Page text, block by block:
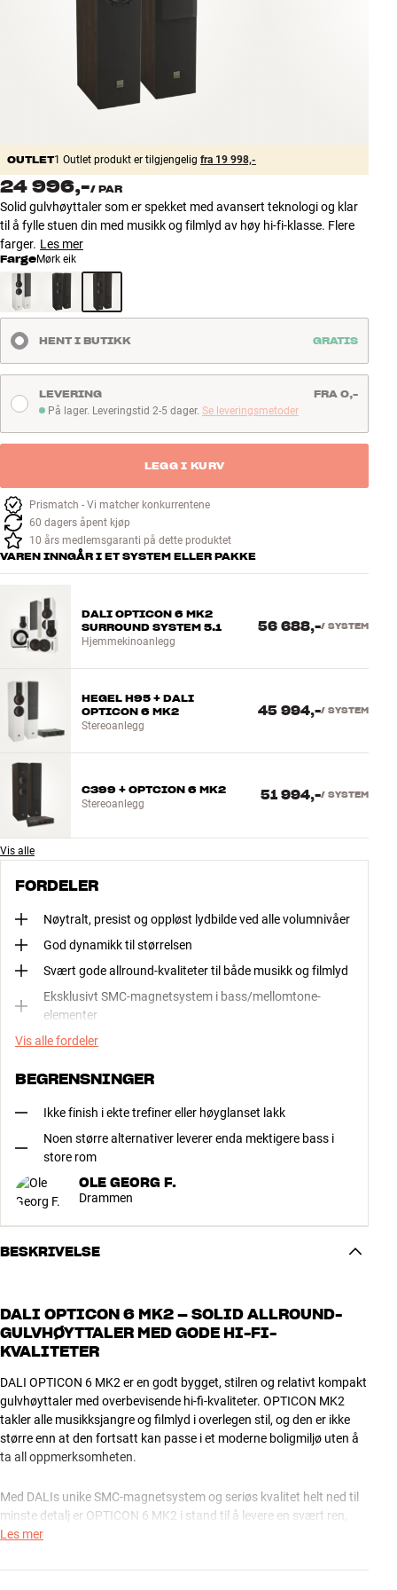
MERKER
TILBUD
Finn Butikk
Kundeservice
Logg inn
Kundeservice
Bygg med lyd
OUTLET1 Outlet produkt er tilgjengelig fra 19 998,-
24 996,-/ PAR
Solid gulvhøyttaler som er spekket med avansert teknologi og klar
til å fylle stuen din med musikk og filmlyd av høy hi-fi-klasse. Flere
farger. Les mer
FargeMørk eik
HENT I BUTIKK GRATIS
På lager. Leveringstid 2-5 dager
På lager. Leveringstid 2-5 dager. Se leveringsmetoder
LEVERING FRA 0,-
LEGG I KURV
Prismatch - Vi matcher konkurrentene
60 dagers åpent kjøp
10 års medlemsgaranti på dette produktet
VAREN INNGÅR I ET SYSTEM ELLER PAKKE
DALI OPTICON 6 MK2
SURROUND SYSTEM 5.1
Hjemmekinoanlegg
56 688,-/ SYSTEM
HEGEL H95 + DALI
OPTICON 6 MK2
Stereoanlegg
45 994,-/ SYSTEM
C399 + OPTCION 6 MK2
Stereoanlegg
51 994,-/ SYSTEM
Vis alle
FORDELER
Nøytralt, presist og oppløst lydbilde ved alle volumnivåer
God dynamikk til størrelsen
Svært gode allround-kvaliteter til både musikk og filmlyd
Eksklusivt SMC-magnetsystem i bass/mellomtone-
elementer
Vis alle fordeler
BEGRENSNINGER
Ikke finish i ekte trefiner eller høyglanset lakk
Noen større alternativer leverer enda mektigere bass i
store rom
OLE GEORG F.
Drammen
BESKRIVELSE
DALI OPTICON 6 MK2 – SOLID ALLROUND-
GULVHØYTTALER MED GODE HI-FI-
KVALITETER
DALI OPTICON 6 MK2 er en godt bygget, stilren og relativt kompakt
gulvhøyttaler med overbevisende hi-fi-kvaliteter. OPTICON MK2
takler alle musikksjangre og filmlyd i overlegen stil, og den er ikke
større enn at den fortsatt kan passe i et moderne boligmiljø uten å
ta all oppmerksomheten.
Med DALIs unike SMC-magnetsystem og seriøs kvalitet helt ned til
minste detalj er OPTICON 6 MK2 i stand til å levere en svært ren,
dynamisk og uforvrengt musikkgjengivelse, selv i en større stue.
STORE PRESTASJONER UTEN STORE DIMENSJONER
Les mer